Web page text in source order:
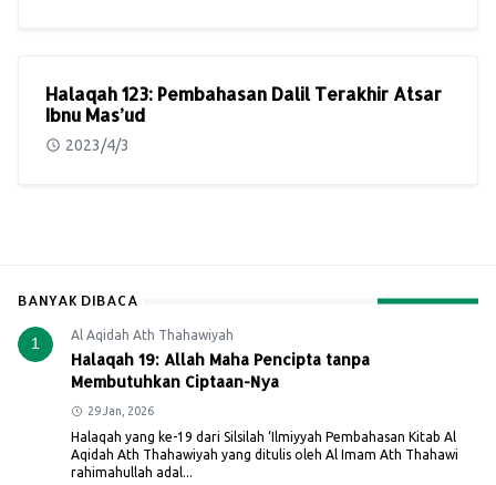
Halaqah 123: Pembahasan Dalil Terakhir Atsar
Ibnu Mas’ud
2023/4/3
BANYAK DIBACA
1 Al Aqidah Ath Thahawiyah
Halaqah 19: Allah Maha Pencipta tanpa
Membutuhkan Ciptaan-Nya
29 Jan, 2026
Halaqah yang ke-19 dari Silsilah ‘Ilmiyyah Pembahasan Kitab Al
Aqidah Ath Thahawiyah yang ditulis oleh Al Imam Ath Thahawi
rahimahullah adal...